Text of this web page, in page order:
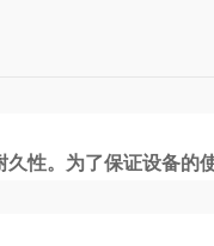
性。为了保证设备的